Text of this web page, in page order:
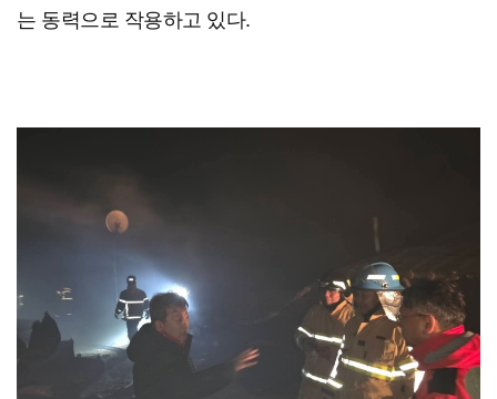
는 동력으로 작용하고 있다.